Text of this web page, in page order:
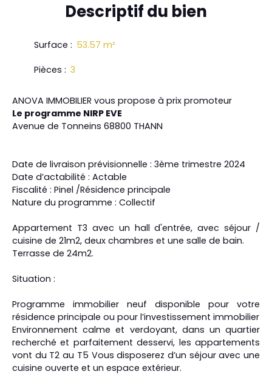
Descriptifdu bien
Surface : 53.57 m²
Pièces : 3
ANOVA IMMOBILIER vous propose à prix promoteur
Le programme NIRP EVE
Avenue de Tonneins 68800 THANN
Date de livraison prévisionnelle : 3ème trimestre 2024
Date d’actabilité : Actable
Fiscalité : Pinel /Résidence principale
Nature du programme : Collectif
Appartement T3 avec un hall d'entrée, avec séjour /
cuisine de 21m2, deux chambres et une salle de bain.
Terrasse de 24m2.
Situation :
Programme immobilier neuf disponible pour votre
résidence principale ou pour l’investissement immobilier
Environnement calme et verdoyant, dans un quartier
recherché et parfaitement desservi, les appartements
vont du T2 au T5 Vous disposerez d’un séjour avec une
cuisine ouverte et un espace extérieur.